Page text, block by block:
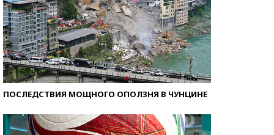
ПОСЛЕДСТВИЯ МОЩНОГО ОПОЛЗНЯ В ЧУНЦИНЕ